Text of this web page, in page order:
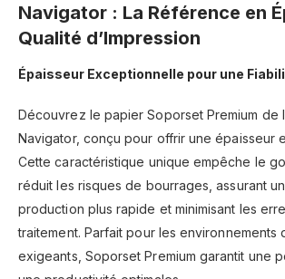
Navigator : La Référence en
Qualité d’Impression
Épaisseur Exceptionnelle pour une
Découvrez le papier Soporset Premium de
Navigator, conçu pour offrir une épaisseur
Cette caractéristique unique empêche le
réduit les risques de bourrages, assurant
production plus rapide et minimisant les
traitement. Parfait pour les environnements
exigeants, Soporset Premium garantit une